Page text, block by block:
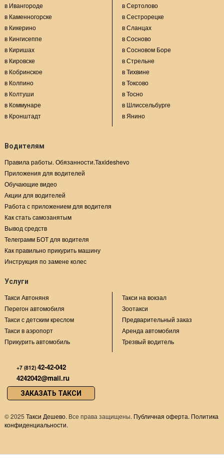
в Ивангороде
в Каменногорске
в Кикерино
в Кингисеппе
в Киришах
в Кировске
в Кобринское
в Колпино
в Колтуши
в Коммунаре
в Кронштадт
в Сертолово
в Сестрорецке
в Сланцах
в Сосново
в Сосновом Боре
в Стрельне
в Тихвине
в Токсово
в Тосно
в Шлиссельбурге
в Янино
Водителям
Правила работы. Обязанности.Taxideshevo
Приложения для водителей
Обучающие видео
Акции для водителей
Работа с приложением для водителя
Как стать самозанятым
Вывод средств
Телеграмм БОТ для водителя
Как правильно прикурить машину
Инструкция по замене колес
Услуги
Такси Автоняня
Перегон автомобиля
Такси с детским креслом
Такси в аэропорт
Прикурить автомобиль
Такси на вокзал
Зоотакси
Предварительный заказ
Аренда автомобиля
Трезвый водитель
+7 (812) 42-42-042
4242042@mail.ru
ЗАКАЗАТЬ ТАКСИ
©2025 Такси Дешево. Все права защищены. Публичная оферта. Политика
конфиденциальности.